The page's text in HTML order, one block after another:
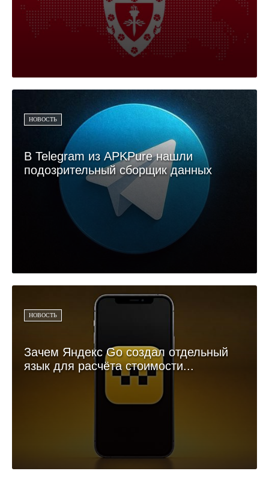
НОВОСТЬ
В Telegram из APKPure нашли
подозрительный сборщик данных
НОВОСТЬ
Зачем Яндекс Go создал отдельный
язык для расчёта стоимости...